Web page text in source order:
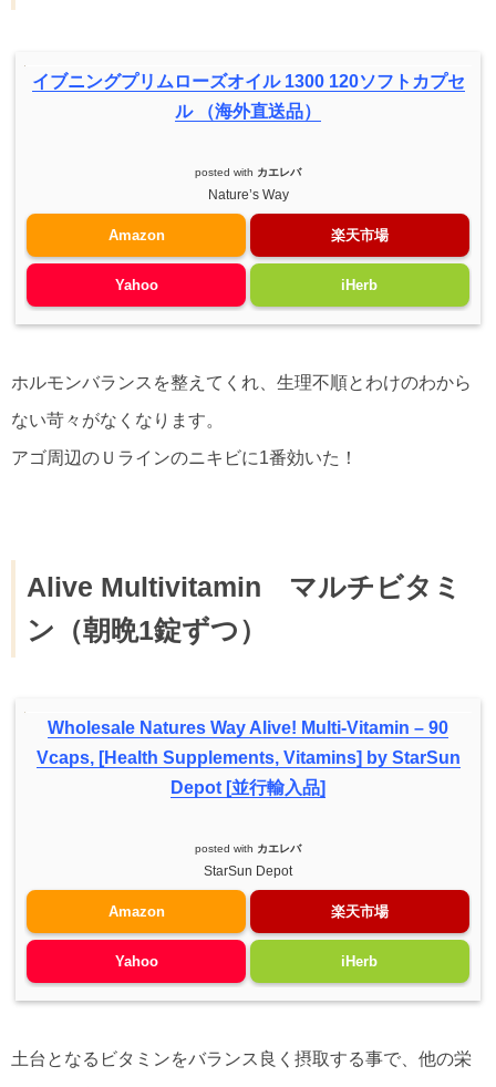
に６錠ずつ）
Solgar Gentle Iron （生理前後1日1錠）
BCAA 分岐鎖アミノ酸（ゴルフとか運動前
に飲んでます）
カルシウム & マグネシウム（頭痛フラグ時
イブニングプリムローズオイル 1300 120ソフトカプセ
ル （海外直送品）
posted with カエレバ
Nature’s Way
Amazon 楽天市場
Yahoo iHerb
ホルモンバランスを整えてくれ、生理不順とわけのわから
ない苛々がなくなります。
アゴ周辺のＵラインのニキビに1番効いた！
Alive Multivitamin マルチビタミ
ン（朝晩1錠ずつ）
Wholesale Natures Way Alive! Multi-Vitamin – 90
Vcaps, [Health Supplements, Vitamins] by StarSun
Depot [並行輸入品]
posted with カエレバ
StarSun Depot
Amazon 楽天市場
Yahoo iHerb
土台となるビタミンをバランス良く摂取する事で、他の栄